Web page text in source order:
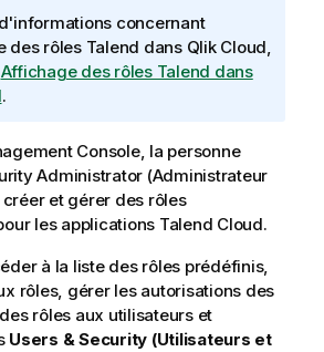
concernant
des rôles Talend dans Qlik Cloud,
Affichage des rôles Talend dans
.
Console, la personne
Administrator (Administrateur
et gérer des rôles
les applications Talend Cloud.
à la liste des rôles prédéfinis,
rôles, gérer les autorisations des
rôles aux utilisateurs et
Users & Security (Utilisateurs et